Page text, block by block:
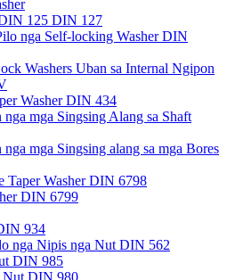
125 DIN 127
nga Self-locking Washer DIN
Washers Uban sa Internal Ngipon
Washer DIN 434
nga mga Singsing Alang sa Shaft
nga mga Singsing alang sa mga Bores
Taper Washer DIN 6798
DIN 6799
934
nga Nipis nga Nut DIN 562
DIN 985
DIN 980